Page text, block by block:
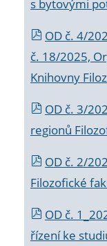
s bytovými
OD č. 4/
č. 18/2025,
Knihovny
OD č. 3/
regionů
OD č. 2/
Filozofické
OD č.
řízení ke